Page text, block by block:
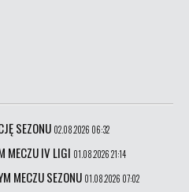
SEZONU 02.08.2026 06:32
MECZU IV LIGI 01.08.2026 21:14
MECZU SEZONU 01.08.2026 07:02